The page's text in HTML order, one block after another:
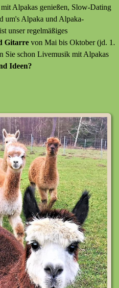
Alpakas genießen, Slow-Dating
um's Alpaka und Alpaka-
unser regelmäßiges
Gitarre von Mai bis Oktober (jd. 1.
Sie schon Livemusik mit Alpakas
Ideen?